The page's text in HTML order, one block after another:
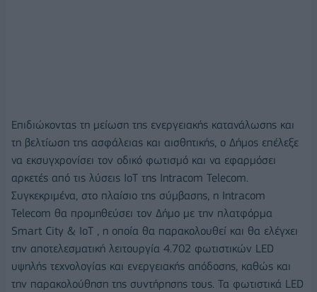
Επιδιώκοντας τη μείωση της ενεργειακής κατανάλωσης και
τη βελτίωση της ασφάλειας και αισθητικής, ο Δήμος επέλεξε
να εκσυγχρονίσει τον οδικό φωτισμό και να εφαρμόσει
αρκετές από τις λύσεις IoT της Intracom Telecom.
Συγκεκριμένα, στο πλαίσιο της σύμβασης, η Intracom
Telecom θα προμηθεύσει τον Δήμο με την πλατφόρμα
Smart City & IoT , η οποία θα παρακολουθεί και θα ελέγχει
την αποτελεσματική λειτουργία 4.702 φωτιστικών LED
υψηλής τεχνολογίας και ενεργειακής απόδοσης, καθώς και
την παρακολούθηση της συντήρησης τους. Τα φωτιστικά LED